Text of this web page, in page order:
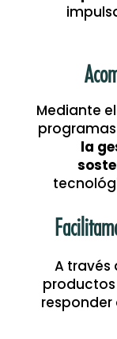
Mediante
la
A través
productos
responder